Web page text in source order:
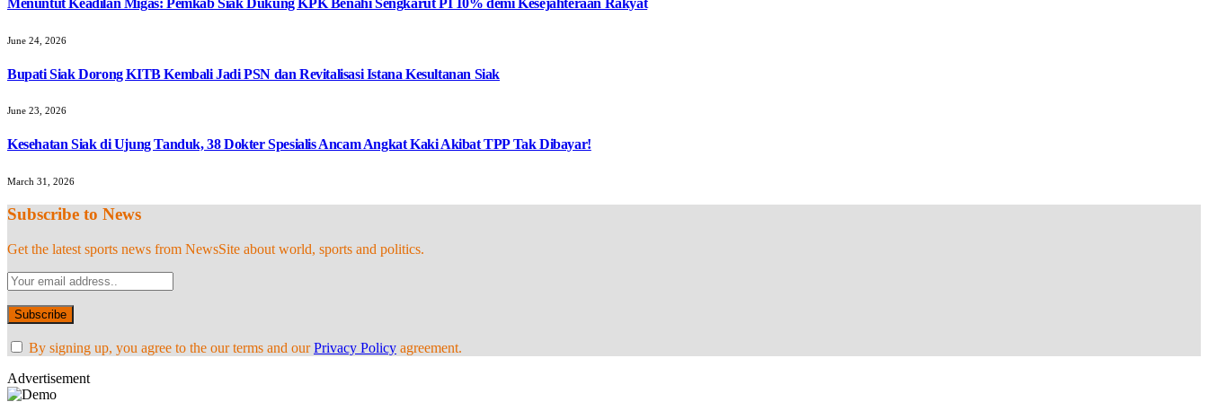
Menuntut Keadilan Migas: Pemkab Siak Dukung KPK Benahi Sengkarut PI 10% demi Kesejahteraan Rakyat
June 24, 2026
Bupati Siak Dorong KITB Kembali Jadi PSN dan Revitalisasi Istana Kesultanan Siak
June 23, 2026
Kesehatan Siak di Ujung Tanduk, 38 Dokter Spesialis Ancam Angkat Kaki Akibat TPP Tak Dibayar!
March 31, 2026
Subscribe to News
Get the latest sports news from NewsSite about world, sports and politics.
By signing up, you agree to the our terms and ourPrivacy Policy agreement.
Advertisement